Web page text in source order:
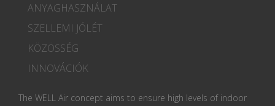
ANYAGHASZNÁLAT
SZELLEMI JÓLÉT
KÖZÖSSÉG
INNOVÁCIÓK
The WELL Air concept aims to ensure high levels of indoor